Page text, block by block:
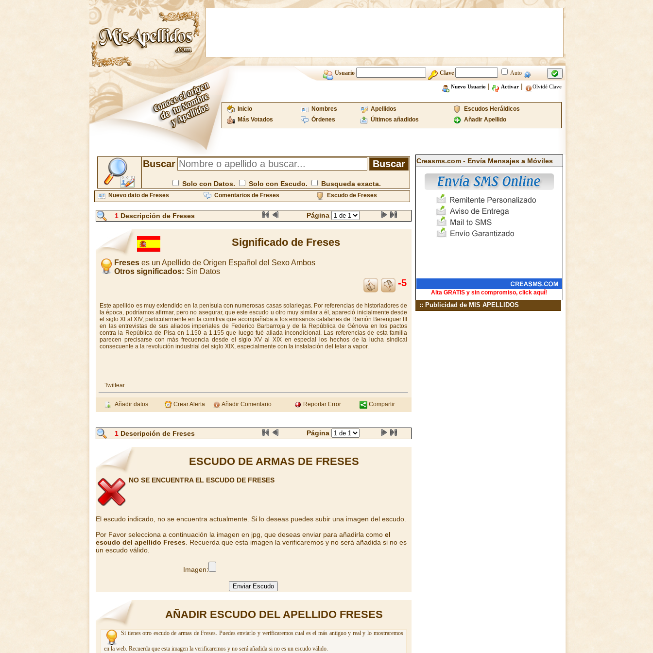
Usuario Clave Auto
Nuevo Usuario | Activar| Olvidé Clave
Inicio Nombres Apellidos
Escudos Heráldicos
Más Votados
Órdenes Últimos añadidos Añadir Apellido
Buscar
Solo con Datos. Solo con Escudo. Busqueda exacta.
Nuevo dato de Freses Comentarios de Freses Escudo de Freses
1Descripción de Freses Página
Significado de Freses
Freses es un Apellido de Origen Español del Sexo Ambos
Otros significados: Sin Datos
-5
Este apellido es muy extendido en la penísula con numerosas casas solariegas. Por referencias de historiadores de
la época, podríamos afirmar, pero no asegurar, que este escudo u otro muy similar a él, apareció inicialmente desde
el siglo XI al XIV, particularmente en la comitiva que acompañaba a los emisarios catalanes de Ramón Berenguer III
en las entrevistas de sus aliados imperiales de Federico Barbarroja y de la República de Génova en los pactos
contra la República de Pisa en 1.150 a 1.155 que luego fué aliada incondicional. Las referencias de esta familia
parecen precisarse con más frecuencia desde el siglo XV al XIX en especial los hechos de la lucha sindical
consecuente a la revolución industrial del siglo XIX, especialmente con la instalación del telar a vapor.
Twittear
Añadir datos Crear Alerta Añadir Comentario Reportar Error Compartir
1Descripción de Freses Página
ESCUDO DE ARMAS DE FRESES
NO SE ENCUENTRA EL ESCUDO DE FRESES
El escudo indicado, no se encuentra actualmente. Si lo deseas puedes subir una imagen del escudo.
Por Favor selecciona a continuación la imagen en jpg, que deseas enviar para añadirla como el
escudo del apellido Freses. Recuerda que esta imagen la verificaremos y no será añadida si no es
un escudo válido.
Imagen:
AÑADIR ESCUDO DEL APELLIDO FRESES
Si tienes otro escudo de armas de Freses. Puedes enviarlo y verificaremos cual es el más antiguo y real y lo mostraremos
en la web. Recuerda que esta imagen la verificaremos y no será añadida si no es un escudo válido.
Creasms.com - Envía Mensajes a Móviles
Alta GRATIS y sin compromiso, click aquí!
:: Publicidad de MIS APELLIDOS